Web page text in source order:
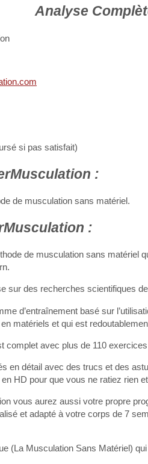
Analyse
si pas satisfait)
:
de musculation sans matériel.
:
de musculation sans matériel
sur des recherches scientifiques
d’entraînement basé sur
matériels et qui est
complet avec plus de 110
en détail avec des trucs et des
HD pour que vous ne ratiez rien
vous aurez aussi votre propre
et adapté à votre corps de 7
(La Musculation Sans Matériel)